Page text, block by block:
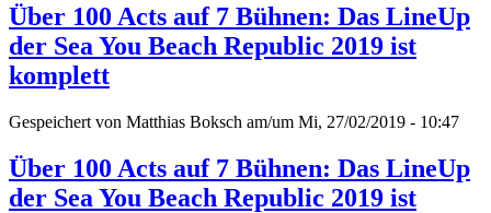
Über 100 Acts auf 7 Bühnen: Das LineUp
der Sea You Beach Republic 2019 ist
komplett
Gespeichert von Matthias Boksch am/um Mi, 27/02/2019 - 10:47
Über 100 Acts auf 7 Bühnen: Das LineUp
der Sea You Beach Republic 2019 ist